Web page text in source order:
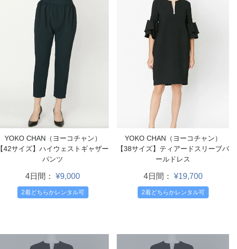
YOKO CHAN（ヨーコチャン）
【42サイズ】ハイウェストギャザー
パンツ
4日間： ¥9,000
2着どちらかレンタル可
YOKO CHAN（ヨーコチャン）
【38サイズ】ティアードスリーブパ
ールドレス
4日間： ¥19,700
2着どちらかレンタル可